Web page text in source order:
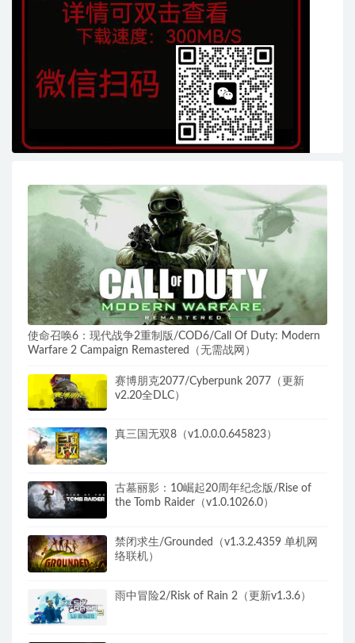
使命召唤6：现代战争2重制版/COD6/Call Of Duty: Modern
Warfare 2 Campaign Remastered（无需战网）
赛博朋克2077/Cyberpunk 2077（更新
v2.20全DLC）
真三国无双8（v1.0.0.0.645823）
古墓丽影：10崛起20周年纪念版/Rise of
the Tomb Raider（v1.0.1026.0）
禁闭求生/Grounded（v1.3.2.4359 单机网
络联机）
雨中冒险2/Risk of Rain 2（更新v1.3.6）